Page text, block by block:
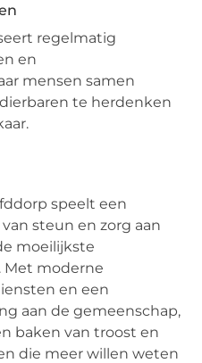
regelmatig
en
mensen samen
te herdenken
speelt een
steun en zorg aan
moeilijkste
moderne
en een
aan de gemeenschap,
baken van troost en
die meer willen weten